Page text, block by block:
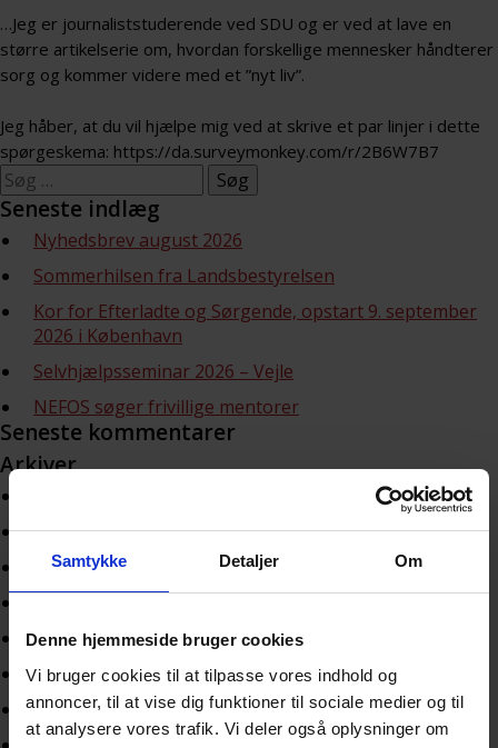
Samtykke Detaljer Om
Denne hjemmeside bruger cookies
Vi bruger cookies til at tilpasse vores indhold og
annoncer, til at vise dig funktioner til sociale medier og til
at analysere vores trafik. Vi deler også oplysninger om
…Jeg er journaliststuderende ved SDU og er ved at lave en
større artikelserie om, hvordan forskellige mennesker håndterer
sorg og kommer videre med et ”nyt liv”.
Jeg håber, at du vil hjælpe mig ved at skrive et par linjer i dette
spørgeskema: https://da.surveymonkey.com/r/2B6W7B7
Søg
efter:
Seneste indlæg
Nyhedsbrev august 2026
Sommerhilsen fra Landsbestyrelsen
Kor for Efterladte og Sørgende, opstart 9. september
2026 i København
Selvhjælpsseminar 2026 – Vejle
NEFOS søger frivillige mentorer
Seneste kommentarer
Arkiver
juni 2026
maj 2026
marts 2026
februar 2026
januar 2026